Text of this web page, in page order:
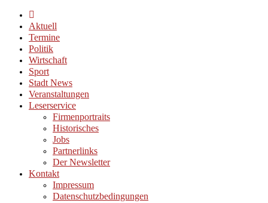
Aktuell
Termine
Politik
Wirtschaft
Sport
Stadt News
Veranstaltungen
Leserservice
Firmenportraits
Historisches
Jobs
Partnerlinks
Der Newsletter
Kontakt
Impressum
Datenschutzbedingungen